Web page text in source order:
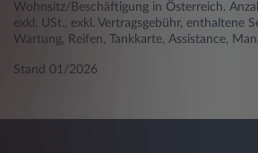
Wohnsitz/Beschäftigung in Österreich.
exkl. USt., exkl. Vertragsgebühr, enthaltene
Wartung, Reifen, Tankkarte, Assistance,
Stand 01/2026